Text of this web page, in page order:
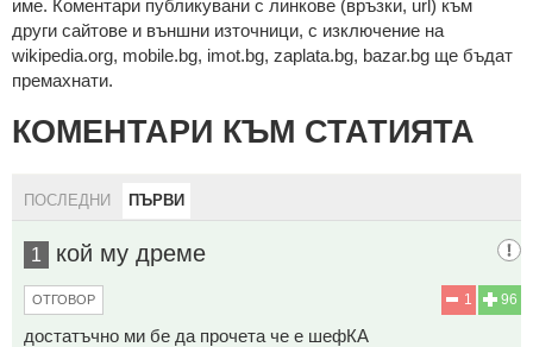
име. Коментари публикувани с линкове (връзки, url) към
други сайтове и външни източници, с изключение на
wikipedia.org, mobile.bg, imot.bg, zaplata.bg, bazar.bg ще бъдат
премахнати.
КОМЕНТАРИ КЪМ СТАТИЯТА
ПОСЛЕДНИ ПЪРВИ
1 кой му дреме
96
1
ОТГОВОР
достатъчно ми бе да прочета че е шефКА